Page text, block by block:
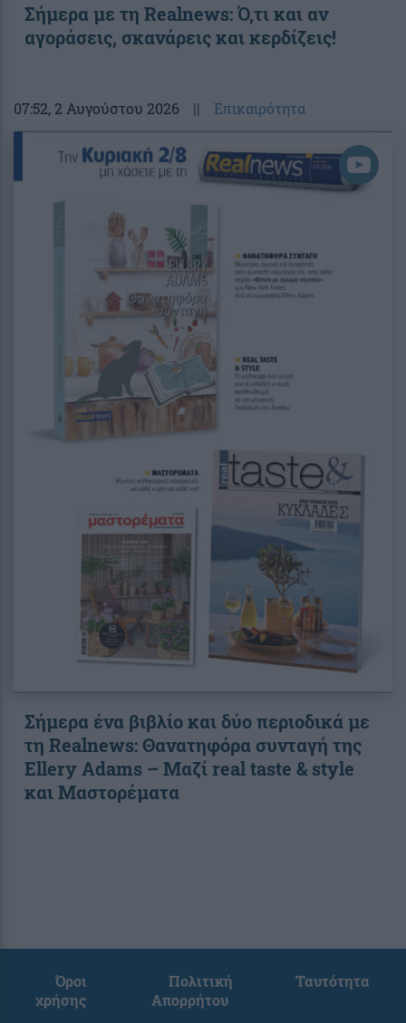
Σήμερα με τη Realnews: Ό,τι και αν
αγοράσεις, σκανάρεις και κερδίζεις!
07:52, 2 Αυγούστου 2026 || Επικαιρότητα
Σήμερα ένα βιβλίο και δύο περιοδικά με
τη Realnews: Θανατηφόρα συνταγή της
Ellery Adams – Μαζί real taste & style
και Μαστορέματα
Όροι
χρήσης
Πολιτική
Απορρήτου
Ταυτότητα